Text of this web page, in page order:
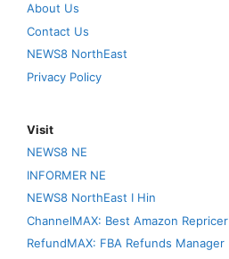
About Us
Contact Us
NEWS8 NorthEast
Privacy Policy
Visit
NEWS8 NE
INFORMER NE
NEWS8 NorthEast I Hin
ChannelMAX: Best Amazon Repricer
RefundMAX: FBA Refunds Manager